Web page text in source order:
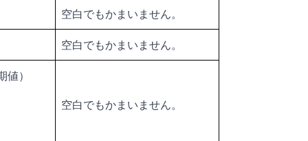
空白でもかまいません。
空白でもかまいません。
）
空白でもかまいません。